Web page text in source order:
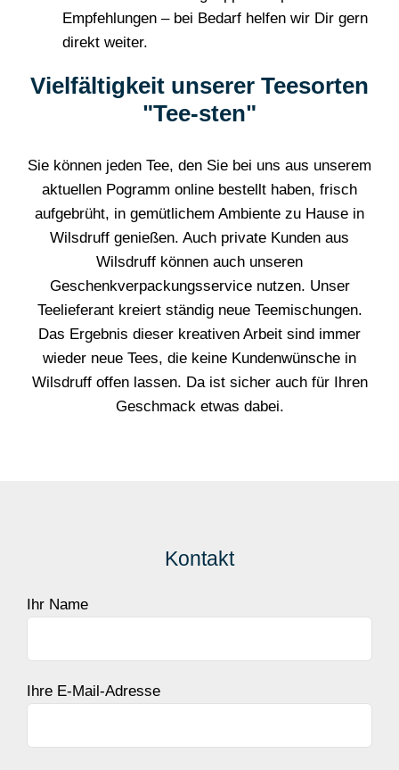
Empfehlungen – bei Bedarf helfen wir Dir gern
direkt weiter.
Vielfältigkeit unserer Teesorten
"Tee-sten"
Sie können jeden Tee, den Sie bei uns aus unserem
aktuellen Pogramm online bestellt haben, frisch
aufgebrüht, in gemütlichem Ambiente zu Hause in
Wilsdruff genießen. Auch private Kunden aus
Wilsdruff können auch unseren
Geschenkverpackungsservice nutzen. Unser
Teelieferant kreiert ständig neue Teemischungen.
Das Ergebnis dieser kreativen Arbeit sind immer
wieder neue Tees, die keine Kundenwünsche in
Wilsdruff offen lassen. Da ist sicher auch für Ihren
Geschmack etwas dabei.
Kontakt
Ihr Name
Ihre E-Mail-Adresse